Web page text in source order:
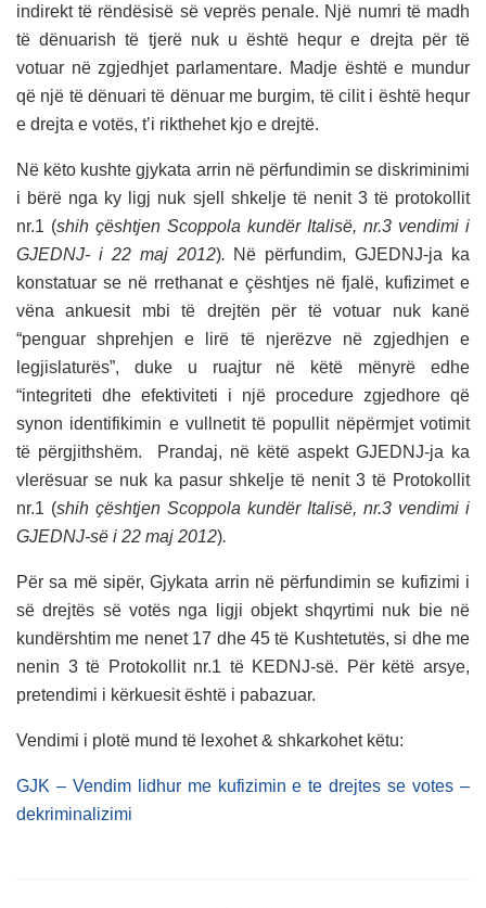
indirekt të rëndësisë së veprës penale. Një numri të madh
të dënuarish të tjerë nuk u është hequr e drejta për të
votuar në zgjedhjet parlamentare. Madje është e mundur
që një të dënuari të dënuar me burgim, të cilit i është hequr
e drejta e votës, t’i rikthehet kjo e drejtë.
Në këto kushte gjykata arrin në përfundimin se diskriminimi
i bërë nga ky ligj nuk sjell shkelje të nenit 3 të protokollit
nr.1 (shih çështjen Scoppola kundër Italisë, nr.3 vendimi i
GJEDNJ- i 22 maj 2012). Në përfundim, GJEDNJ-ja ka
konstatuar se në rrethanat e çështjes në fjalë, kufizimet e
vëna ankuesit mbi të drejtën për të votuar nuk kanë
“penguar shprehjen e lirë të njerëzve në zgjedhjen e
legjislaturës”, duke u ruajtur në këtë mënyrë edhe
“integriteti dhe efektiviteti i një procedure zgjedhore që
synon identifikimin e vullnetit të popullit nëpërmjet votimit
të përgjithshëm. Prandaj, në këtë aspekt GJEDNJ-ja ka
vlerësuar se nuk ka pasur shkelje të nenit 3 të Protokollit
nr.1 (shih çështjen Scoppola kundër Italisë, nr.3 vendimi i
GJEDNJ-së i 22 maj 2012).
Për sa më sipër, Gjykata arrin në përfundimin se kufizimi i
së drejtës së votës nga ligji objekt shqyrtimi nuk bie në
kundërshtim me nenet 17 dhe 45 të Kushtetutës, si dhe me
nenin 3 të Protokollit nr.1 të KEDNJ-së. Për këtë arsye,
pretendimi i kërkuesit është i pabazuar.
Vendimi i plotë mund të lexohet & shkarkohet këtu:
GJK – Vendim lidhur me kufizimin e te drejtes se votes –
dekriminalizimi